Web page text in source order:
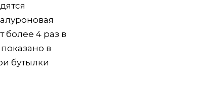
более 4 раз в
в
бутылки